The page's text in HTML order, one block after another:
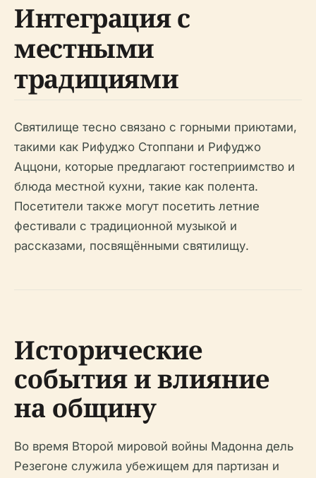
Интеграция с
местными
традициями
Святилище тесно связано с горными приютами,
такими как Рифуджо Стоппани и Рифуджо
Аццони, которые предлагают гостеприимство и
блюда местной кухни, такие как полента.
Посетители также могут посетить летние
фестивали с традиционной музыкой и
рассказами, посвящёнными святилищу.
Исторические
события и влияние
на общину
Во время Второй мировой войны Мадонна дель
Резегоне служила убежищем для партизан и